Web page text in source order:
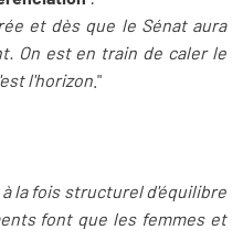
et dès que le Sénat aura
On est en train de caler le
l'horizon ."
la fois structurel d'équilibre
font que les femmes et